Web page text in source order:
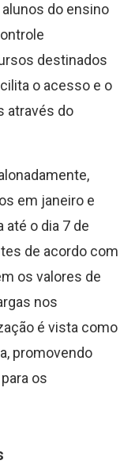
do ensino
destinados
o acesso e o
através do
em janeiro e
até o dia 7 de
de acordo com
os valores de
nos
é vista como
promovendo
os